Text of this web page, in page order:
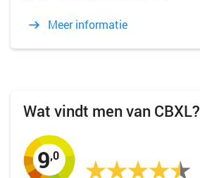
Meer informatie
Wat vindt men van CBXL?
9,0